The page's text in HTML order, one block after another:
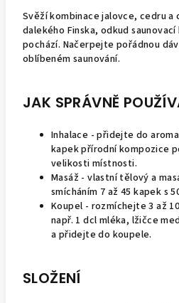
Svěží kombinace jalovce, cedru a
dalekého Finska, odkud
pochází. Načerpejte pořádnou
oblíbeném saunování.
JAK SPRÁVNĚ
Inhalace - přidejte do
kapek přírodní kompozice
velikosti místnosti.
Masáž - vlastní tělový a
smícháním 7 až 45 kapek s
Koupel - rozmíchejte 3 až
např. 1 dcl mléka, lžičce
a přidejte do koupele.
SLOŽENÍ